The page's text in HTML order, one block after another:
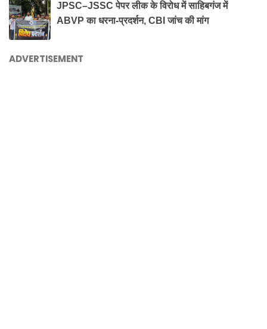
JPSC–JSSC पेपर लीक के विरोध में साहिबगंज में
ABVP का धरना-प्रदर्शन, CBI जांच की मांग
ADVERTISEMENT